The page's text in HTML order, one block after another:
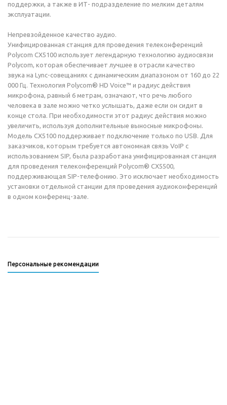
поддержки, а также в ИТ- подразделение по мелким деталям
эксплуатации.
Непревзойденное качество аудио.
Унифицированная станция для проведения телеконференций
Polycom CX5100 использует легендарную технологию аудиосвязи
Polycom, которая обеспечивает лучшее в отрасли качество
звука на Lync-совещаниях с динамическим диапазоном от 160 до 22
000 Гц. Технология Polycom® HD Voice™ и радиус действия
микрофона, равный 6 метрам, означают, что речь любого
человека в зале можно четко услышать, даже если он сидит в
конце стола. При необходимости этот радиус действия можно
увеличить, используя дополнительные выносные микрофоны.
Модель CX5100 поддерживает подключение только по USB. Для
заказчиков, которым требуется автономная связь VoIP с
использованием SIP, была разработана унифицированная станция
для проведения телеконференций Polycom® CX5500,
поддерживающая SIP-телефонию. Это исключает необходимость
установки отдельной станции для проведения аудиоконференций
в одном конференц-зале.
Персональные рекомендации